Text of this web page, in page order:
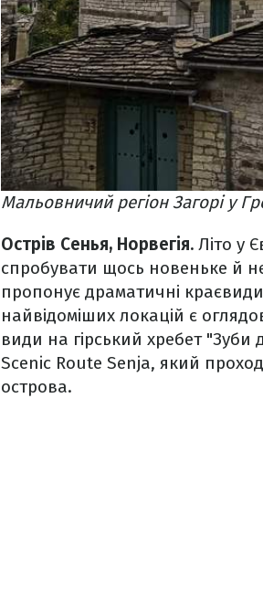
Мальовничий регіон Загорі у
Острів Сенья, Норвегія. Літо у
спробувати щось новеньке й
пропонує драматичні
найвідоміших локацій є
види на гірський хребет
Scenic Route Senja, який
острова.